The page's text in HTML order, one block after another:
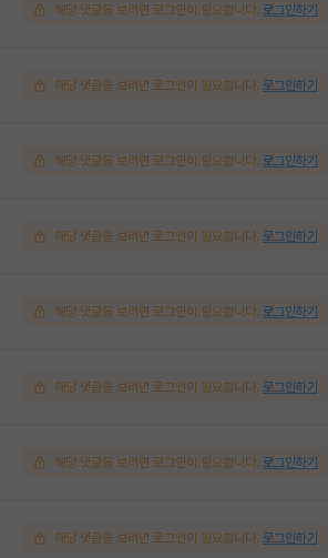
해당 댓글을 보려면 로그인이 필요합니다. 로그인하기
해당 댓글을 보려면 로그인이 필요합니다. 로그인하기
해당 댓글을 보려면 로그인이 필요합니다. 로그인하기
해당 댓글을 보려면 로그인이 필요합니다. 로그인하기
해당 댓글을 보려면 로그인이 필요합니다. 로그인하기
해당 댓글을 보려면 로그인이 필요합니다. 로그인하기
해당 댓글을 보려면 로그인이 필요합니다. 로그인하기
해당 댓글을 보려면 로그인이 필요합니다. 로그인하기